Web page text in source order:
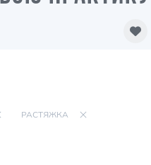
РАСТЯЖКА